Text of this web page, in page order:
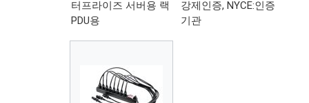
터프라이즈 서버용 랙
PDU용
강제인증, NYCE:인증
기관